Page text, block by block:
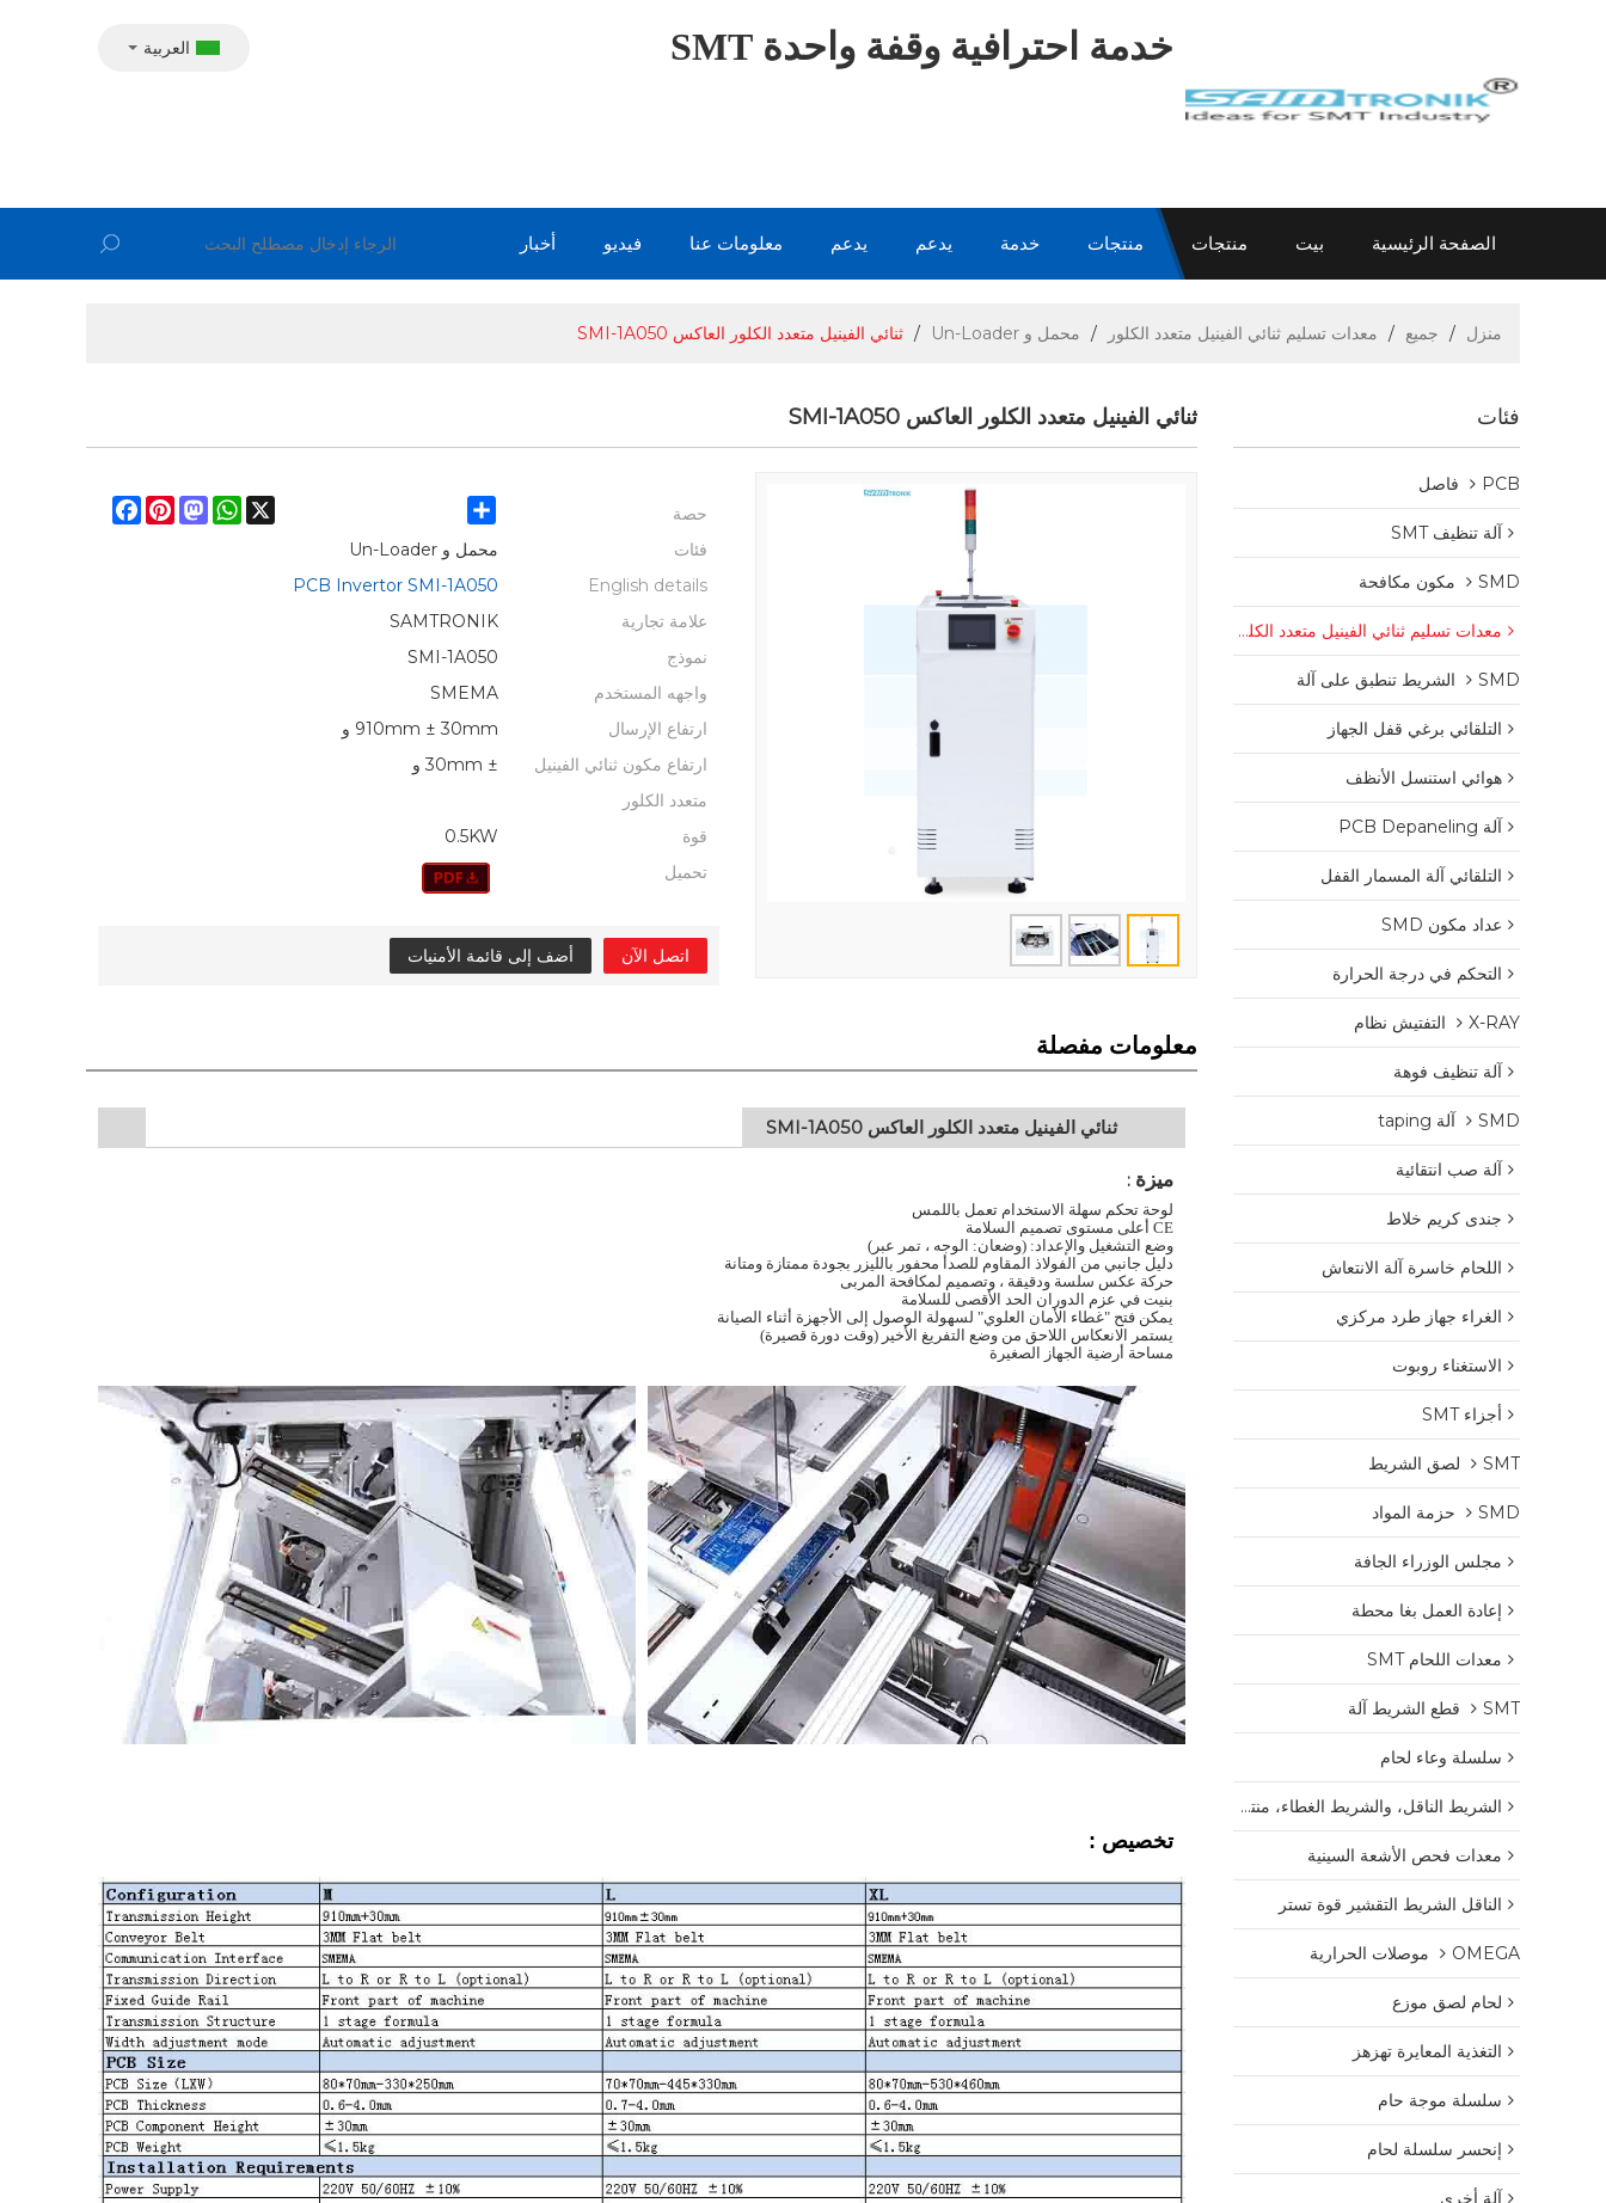
خدمة احترافية وقفة واحدة SMT العربية
الصفحة الرئيسية بيت منتجات منتجات خدمة يدعم يدعم معلومات عنا فيديو أخبار
منزل / جميع / معدات تسليم ثنائي الفينيل متعدد الكلور / محمل و Un-Loader / ثنائي الفينيل متعدد الكلور العاكس SMI-1A050
فئات
PCB فاصل
آلة تنظيف SMT
SMD مكون مكافحة
معدات تسليم ثنائي الفينيل متعدد الكلور
SMD الشريط تنطبق على آلة
التلقائي برغي قفل الجهاز
هوائي استنسل الأنظف
آلة PCB Depaneling
التلقائي آلة المسمار القفل
عداد مكون SMD
التحكم في درجة الحرارة
X-RAY التفتيش نظام
آلة تنظيف فوهة
SMD آلة taping
آلة صب انتقائية
جندى كريم خلاط
اللحام خاسرة آلة الانتعاش
الغراء جهاز طرد مركزي
الاستغناء روبوت
أجزاء SMT
SMT لصق الشريط
SMD حزمة المواد
مجلس الوزراء الجافة
إعادة العمل بغا محطة
معدات اللحام SMT
SMT قطع الشريط آلة
سلسلة وعاء لحام
الشريط الناقل، والشريط الغطاء، منتجات البلاستيك بكرة
معدات فحص الأشعة السينية
الناقل الشريط التقشير قوة تستر
OMEGA موصلات الحرارية
لحام لصق موزع
التغذية المعايرة تهزهز
سلسلة موجة حام
إنحسر سلسلة لحام
آلة أخرى
ثنائي الفينيل متعدد الكلور العاكس SMI-1A050
حصة Share
FacebookPinterest
Mastodon
WhatsApp
X
فئات
محمل و Un-Loader
English details
PCB Invertor SMI-1A050
علامة تجارية
SAMTRONIK
نموذج
SMI-1A050
واجهه المستخدم
SMEMA
ارتفاع الإرسال
910mm ± 30mm و
ارتفاع مكون ثنائي الفينيل
متعدد الكلور
± 30mm و
قوة
0.5KW
تحميل
اتصل الآن أضف إلى قائمة الأمنيات
معلومات مفصلة
ثنائي الفينيل متعدد الكلور العاكس SMI-1A050
ميزة :
لوحة تحكم سهلة الاستخدام تعمل باللمس
CE أعلى مستوى تصميم السلامة
وضع التشغيل والإعداد: (وضعان: الوجه ، تمر عبر)
دليل جانبي من الفولاذ المقاوم للصدأ محفور بالليزر بجودة ممتازة ومتانة
حركة عكس سلسة ودقيقة ، وتصميم لمكافحة المربى
بنيت في عزم الدوران الحد الأقصى للسلامة
يمكن فتح "غطاء الأمان العلوي" لسهولة الوصول إلى الأجهزة أثناء الصيانة
يستمر الانعكاس اللاحق من وضع التفريغ الأخير (وقت دورة قصيرة)
مساحة أرضية الجهاز الصغيرة
تخصيص :